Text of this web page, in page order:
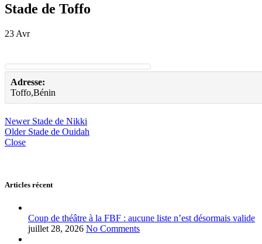
Stade de Toffo
23 Avr
Adresse:
Toffo,Bénin
Newer Stade de Nikki
Older Stade de Ouidah
Close
Articles récent
Coup de théâtre à la FBF : aucune liste n’est désormais valide
juillet 28, 2026 No Comments